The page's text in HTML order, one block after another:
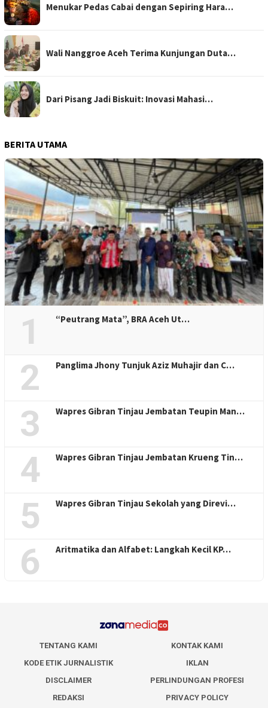
Menukar Pedas Cabai dengan Sepiring Hara…
Wali Nanggroe Aceh Terima Kunjungan Duta…
Dari Pisang Jadi Biskuit: Inovasi Mahasi…
BERITA UTAMA
1 “Peutrang Mata”, BRA Aceh Ut…
2 Panglima Jhony Tunjuk Aziz Muhajir dan C…
3 Wapres Gibran Tinjau Jembatan Teupin Man…
4 Wapres Gibran Tinjau Jembatan Krueng Tin…
5 Wapres Gibran Tinjau Sekolah yang Direvi…
6 Aritmatika dan Alfabet: Langkah Kecil KP…
TENTANG KAMI
KONTAK KAMI
KODE ETIK JURNALISTIK
IKLAN
DISCLAIMER
PERLINDUNGAN PROFESI
REDAKSI
PRIVACY POLICY